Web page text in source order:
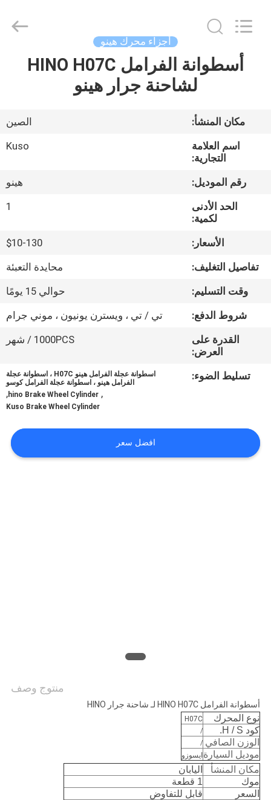
الصفحة
منتجات
معلومات
المعمل
مراقبة
الجودة
اطلب
Technology
أجزاء محرك هينو
أسطوانة الفرامل HINO H07C
لشاحنة جرار هينو
مكان المنشأ:
الصين
اسم العلامة
التجارية:
Kuso
رقم الموديل:
هينو
الحد الأدنى
لكمية:
1
الأسعار:
$10-130
تفاصيل التغليف:
محايدة التعبئة
وقت التسليم:
حوالي 15 يومًا
شروط الدفع:
تي / تي ، ويسترن يونيون ، موني جرام
القدرة على
العرض:
1000PCS / شهر
تسليط الضوء:
اسطوانة عجلة الفرامل هينو H07C ، اسطوانة عجلة
الفرامل هينو ، اسطوانة عجلة الفرامل كوسو
,
hino Brake Wheel Cylinder
,
Kuso Brake Wheel Cylinder
افضل سعر
منتوج وصف
أسطوانة الفرامل HINO H07C لـ شاحنة جرار HINO
نوع المحرك H07C
كود H / S.
/
الوزن الصافي /
موديل السيارة ايسوزو
مكان المنشأ
اليابان
موك
1 قطعة
السعر
قابل للتفاوض